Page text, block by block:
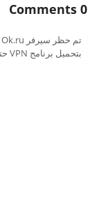
0 Comments
بتحميل برنامج VPN حتى تتمكن من مشاهدة الحلقات.